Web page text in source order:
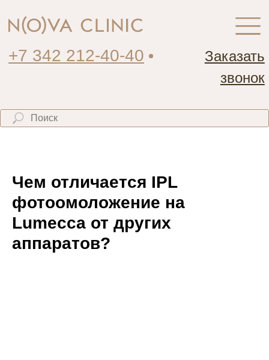
Чем отличается IPL
фотоомоложение на
Lumecca от других
аппаратов?